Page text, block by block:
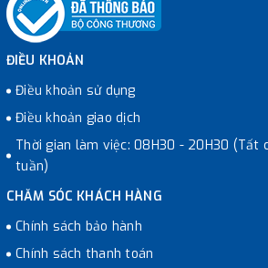
ĐIỀU KHOẢN
Điều khoản sử dụng
Điều khoản giao dịch
Thời gian làm việc: 08H30 - 20H30 (Tất
tuần)
CHĂM SÓC KHÁCH HÀNG
Chính sách bảo hành
Chính sách thanh toán